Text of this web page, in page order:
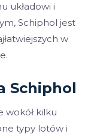
układowi i
Schiphol jest
w
Schiphol
wokół kilku
typy lotów i